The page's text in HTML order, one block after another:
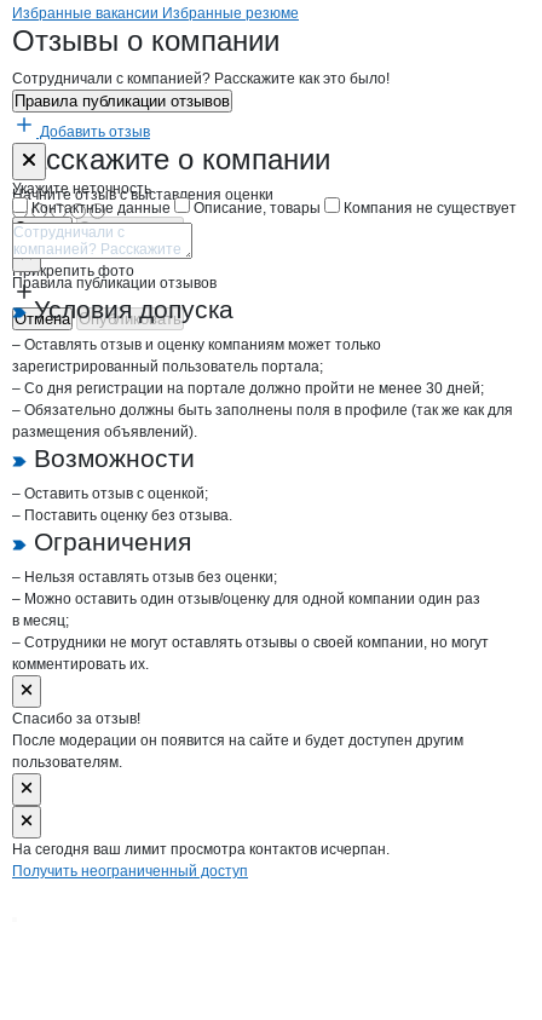
Брендыкомпани Яблонко Татьяна
Вакансии вЯблонко Татьяна
Избранные вакансии Избранные резюме
Новости oЯблонко Татьяна
Отзывы о компании
Сотрудничали с компанией? Расскажите как это было!
Правила публикации отзывов
Добавить отзыв
Расскажите о компании
Начните отзыв с выставления оценки
Прикрепить фото
Отмена Опубликовать
Форма обратной связи о неточностях
Укажите неточность
Контактные данные
Описание, товары Компания не существует
Отмена Опубликовать
Правила публикации отзывов
Условия допуска
– Оставлять отзыв и оценку компаниям может только
зарегистрированный пользователь портала;
– Со дня регистрации на портале должно пройти не менее 30 дней;
– Обязательно должны быть заполнены поля в профиле (так же как для
размещения объявлений).
Возможности
– Оставить отзыв с оценкой;
– Поставить оценку без отзыва.
Ограничения
– Нельзя оставлять отзыв без оценки;
– Можно оставить один отзыв/оценку для одной компании один раз
в месяц;
– Сотрудники не могут оставлять отзывы о своей компании, но могут
комментировать их.
Спасибо за отзыв!
После модерации он появится на сайте и будет доступен другим
пользователям.
На сегодня ваш лимит просмотра контактов исчерпан.
Получить неограниченный доступ